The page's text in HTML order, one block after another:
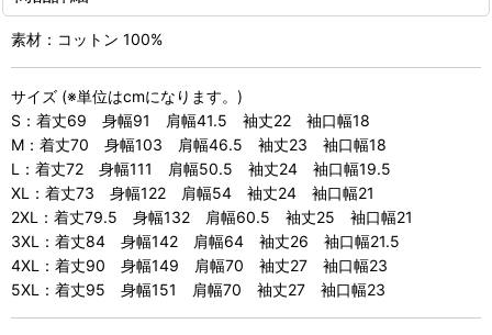
素材：コットン 100%
サイズ (※単位はcmになります。)
S：着丈69 身幅91 肩幅41.5 袖丈22 袖口幅18
M：着丈70 身幅103 肩幅46.5 袖丈23 袖口幅18
L：着丈72 身幅111 肩幅50.5 袖丈24 袖口幅19.5
XL：着丈73 身幅122 肩幅54 袖丈24 袖口幅21
2XL：着丈79.5 身幅132 肩幅60.5 袖丈25 袖口幅21
3XL：着丈84 身幅142 肩幅64 袖丈26 袖口幅21.5
4XL：着丈90 身幅149 肩幅70 袖丈27 袖口幅23
5XL：着丈95 身幅151 肩幅70 袖丈27 袖口幅23